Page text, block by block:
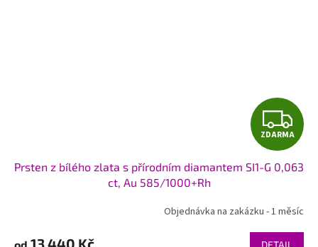
Z
D
A
R
M
ZDARMA
Prsten z bílého zlata s přírodním diamantem SI1-G 0,063
ct, Au 585/1000+Rh
Objednávka na zakázku - 1 měsíc
13 440 Kč